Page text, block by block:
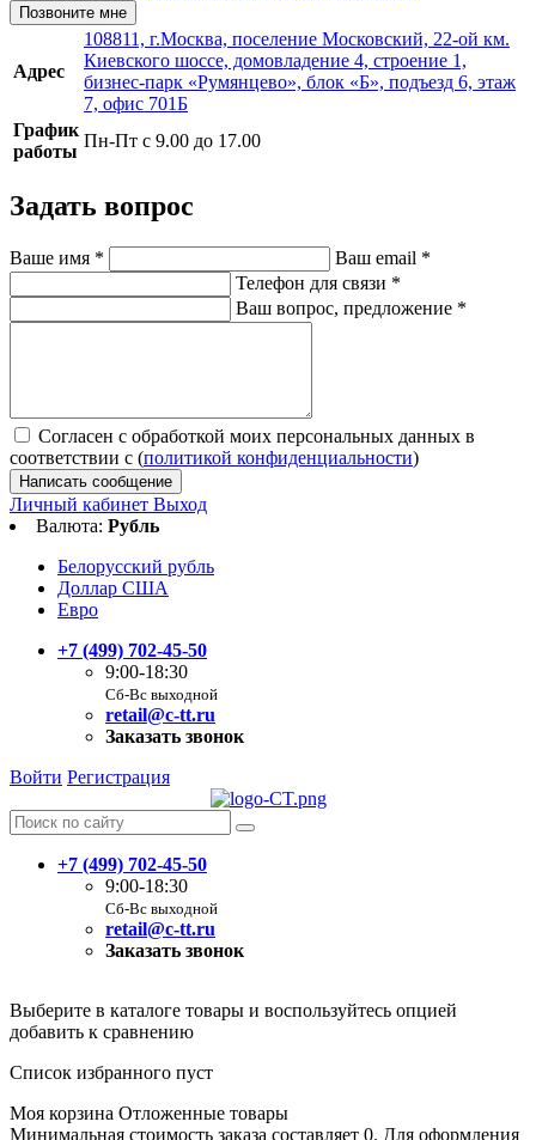
Позвоните мне
Адрес
108811, г.Москва, поселение Московский, 22-ой км.
Киевского шоссе, домовладение 4, строение 1,
бизнес-парк «Румянцево», блок «Б», подъезд 6, этаж
7, офис 701Б
График
работы
Пн-Пт с 9.00 до 17.00
Задать вопрос
Ваше имя * Ваш email *
Телефон для связи *
Ваш вопрос, предложение *
Согласен с обработкой моих персональных данных в
соответствии с (политикой конфиденциальности)
Написать сообщение
Личный кабинет Выход
Валюта: Рубль
Белорусский рубль
Доллар США
Евро
+7 (499) 702-45-50
9:00-18:30
Сб-Вс выходной
retail@c-tt.ru
Заказать звонок
Войти Регистрация
+7 (499) 702-45-50
9:00-18:30
Сб-Вс выходной
retail@c-tt.ru
Заказать звонок
Выберите в каталоге товары и воспользуйтесь опцией
добавить к сравнению
Список избранного пуст
Моя корзина Отложенные товары
Минимальная стоимость заказа составляет 0. Для оформления